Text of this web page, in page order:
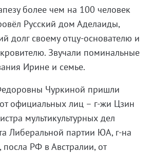
более чем на 100 человек
Русский дом Аделаиды,
долг своему отцу-основателю и
Звучали поминальные
Ирине и семье.
Чуркиной пришли
официальных лиц – г-жи Цзин
мультикультурных дел
Либеральной партии ЮА, г-на
РФ в Австралии, от